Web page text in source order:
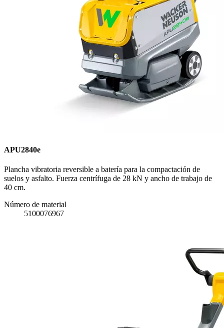
APU2840e
Plancha vibratoria reversible a batería para la compactación de
suelos y asfalto. Fuerza centrífuga de 28 kN y ancho de trabajo de
40 cm.
Número de material
5100076967